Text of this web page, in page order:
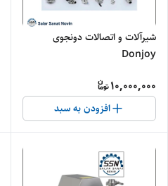
شیرآلات و اتصالات دونجوی
Donjoy
10,000,000
افزودن به سبد